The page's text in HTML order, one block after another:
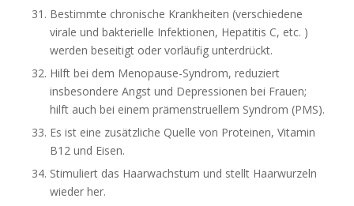
Bestimmte chronische Krankheiten (verschiedene
virale und bakterielle Infektionen, Hepatitis C, etc. )
werden beseitigt oder vorläufig unterdrückt.
Hilft bei dem Menopause-Syndrom, reduziert
insbesondere Angst und Depressionen bei Frauen;
hilft auch bei einem prämenstruellem Syndrom (PMS).
Es ist eine zusätzliche Quelle von Proteinen, Vitamin
B12 und Eisen.
Stimuliert das Haarwachstum und stellt Haarwurzeln
wieder her.